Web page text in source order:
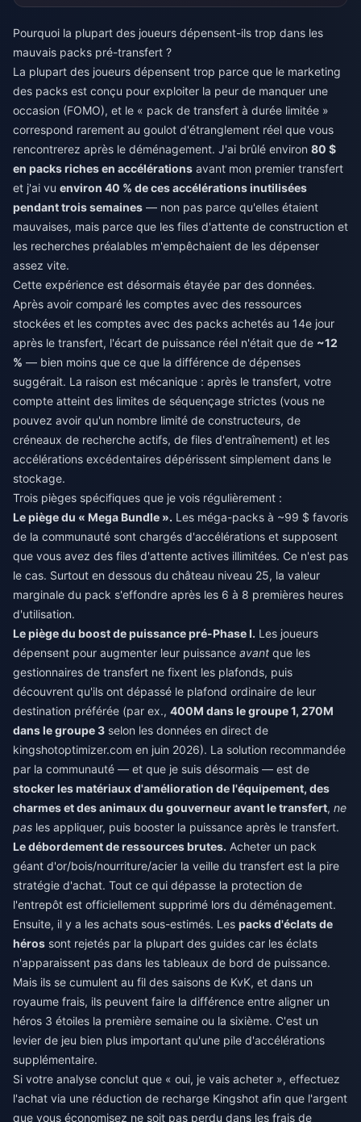
Pourquoi la plupart des joueurs dépensent-ils trop dans les
mauvais packs pré-transfert ?
La plupart des joueurs dépensent trop parce que le marketing
des packs est conçu pour exploiter la peur de manquer une
occasion (FOMO), et le « pack de transfert à durée limitée »
correspond rarement au goulot d'étranglement réel que vous
rencontrerez après le déménagement. J'ai brûlé environ 80 $
en packs riches en accélérations avant mon premier transfert
et j'ai vu environ 40 % de ces accélérations inutilisées
pendant trois semaines — non pas parce qu'elles étaient
mauvaises, mais parce que les files d'attente de construction et
les recherches préalables m'empêchaient de les dépenser
assez vite.
Cette expérience est désormais étayée par des données.
Après avoir comparé les comptes avec des ressources
stockées et les comptes avec des packs achetés au 14e jour
après le transfert, l'écart de puissance réel n'était que de ~12
% — bien moins que ce que la différence de dépenses
suggérait. La raison est mécanique : après le transfert, votre
compte atteint des limites de séquençage strictes (vous ne
pouvez avoir qu'un nombre limité de constructeurs, de
créneaux de recherche actifs, de files d'entraînement) et les
accélérations excédentaires dépérissent simplement dans le
stockage.
Trois pièges spécifiques que je vois régulièrement :
Le piège du « Mega Bundle ». Les méga-packs à ~99 $ favoris
de la communauté sont chargés d'accélérations et supposent
que vous avez des files d'attente actives illimitées. Ce n'est pas
le cas. Surtout en dessous du château niveau 25, la valeur
marginale du pack s'effondre après les 6 à 8 premières heures
d'utilisation.
Le piège du boost de puissance pré-Phase I. Les joueurs
dépensent pour augmenter leur puissance avant que les
gestionnaires de transfert ne fixent les plafonds, puis
découvrent qu'ils ont dépassé le plafond ordinaire de leur
destination préférée (par ex., 400M dans le groupe 1, 270M
dans le groupe 3 selon les données en direct de
kingshotoptimizer.com en juin 2026). La solution recommandée
par la communauté — et que je suis désormais — est de
stocker les matériaux d'amélioration de l'équipement, des
charmes et des animaux du gouverneur avant le transfert, ne
pas les appliquer, puis booster la puissance après le transfert.
Le débordement de ressources brutes. Acheter un pack
géant d'or/bois/nourriture/acier la veille du transfert est la pire
stratégie d'achat. Tout ce qui dépasse la protection de
l'entrepôt est officiellement supprimé lors du déménagement.
Ensuite, il y a les achats sous-estimés. Les packs d'éclats de
héros sont rejetés par la plupart des guides car les éclats
n'apparaissent pas dans les tableaux de bord de puissance.
Mais ils se cumulent au fil des saisons de KvK, et dans un
royaume frais, ils peuvent faire la différence entre aligner un
héros 3 étoiles la première semaine ou la sixième. C'est un
levier de jeu bien plus important qu'une pile d'accélérations
supplémentaire.
Si votre analyse conclut que « oui, je vais acheter », effectuez
l'achat via une réduction de recharge Kingshot afin que l'argent
que vous économisez ne soit pas perdu dans les frais de